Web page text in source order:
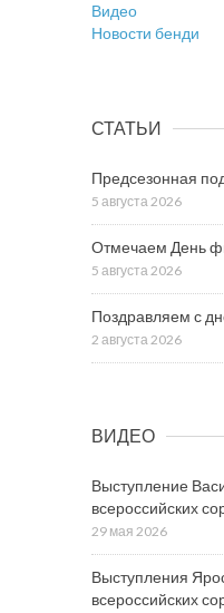
Видео
Новости бенди
СТАТЬИ
Предсезонная
5 августа 2026
Отмечаем День
5 августа 2026
Поздравляем с
2 августа 2026
ВИДЕО
Выступление
всероссийских
29 мая 2026
Выступления
всероссийских